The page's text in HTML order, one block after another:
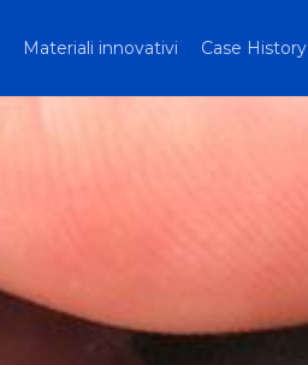
Materiali innovativi Case History